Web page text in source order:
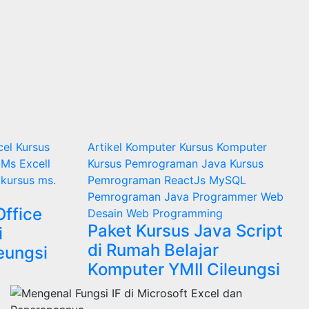
Kursus
Excell
kursus ms.
Artikel Komputer Kursus Komputer
Kursus Pemrograman Java Kursus
Pemrograman ReactJs MySQL
Pemrograman Java Programmer Web
Desain Web Programming
Paket Kursus Java Script
di Rumah Belajar
Komputer YMII Cileungsi